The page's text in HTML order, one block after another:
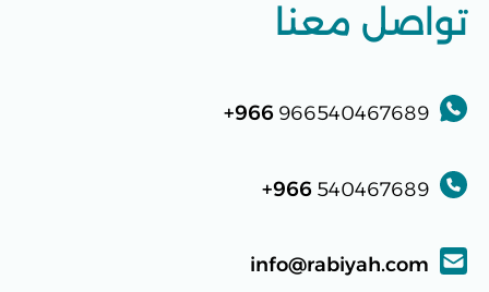
تواصل معنا
966540467689
966+
540467689
966+
info@rabiyah.com